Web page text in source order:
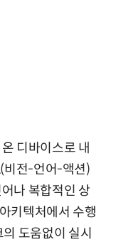
디바이스로 내
비전-언어-액션)
나 복합적인 상
키텍처에서 수행
도움없이 실시